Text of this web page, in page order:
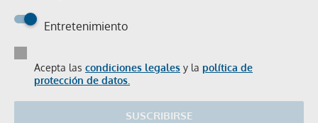
Entretenimiento
Acepta las condiciones legales y la política de
protección de datos.
SUSCRIBIRSE